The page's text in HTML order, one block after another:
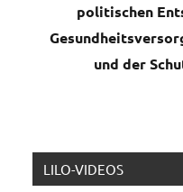
politischen
und der
LILO-VIDEOS